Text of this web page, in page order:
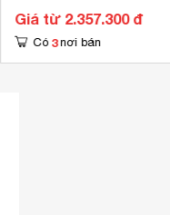
Giá từ 2.357.300 đ
Có 3 nơi bán